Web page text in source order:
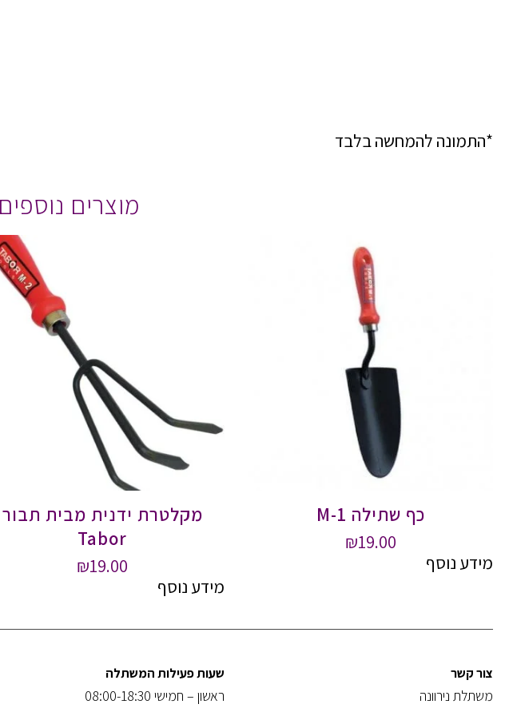
*התמונה להמחשה בלבד
מוצרים
כף שתילה M-1
₪19.00
מידע נוסף
מקלטרת ידנית מבית תבור
Tabor
₪19.00
מידע נוסף
צור קשר
משתלת נירוונה
שעות פעילות המשתלה
ראשון – חמישי 08:00-18:30